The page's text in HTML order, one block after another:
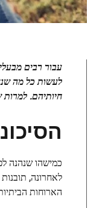
עבור רבים
לעשות כל מה
חיותיהם. למרות
כמישהו שנהנה
הארוחות